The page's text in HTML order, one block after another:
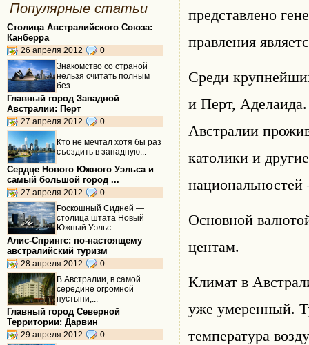
Популярные статьи
Столица Австралийского Союза:
Канберра
26 апреля 2012
0
Знакомство со страной
нельзя считать полным
без...
Главный город Западной
Австралии: Перт
27 апреля 2012 0
Кто не мечтал хотя бы раз
съездить в западную...
Сердце Нового Южного Уэльса и
самый большой город ...
27 апреля 2012
0
Роскошный Сидней —
столица штата Новый
Южный Уэльс...
Алис-Спрингс: по-настоящему
австралийский туризм
28 апреля 2012
0
В Австралии, в самой
середине огромной
пустыни,...
Главный город Северной
Территории: Дарвин
29 апреля 2012
0
представлено
правления
Среди
и Перт,
Австралии
католики и
Основной
центам.
Климат в
уже умеренный.
температура